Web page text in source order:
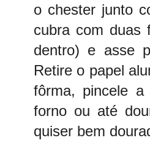
o chester junto
cubra com duas
dentro) e asse
Retire o papel
fôrma, pincele
forno ou até
quiser bem